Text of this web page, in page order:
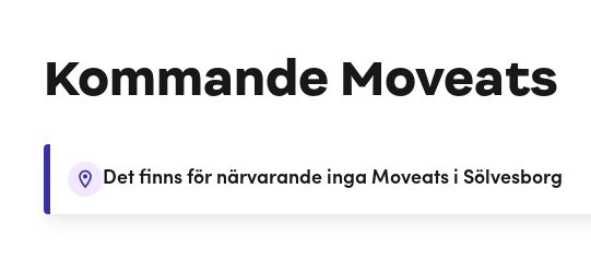
Kommande Moveats
Det finns för närvarande inga Moveats i Sölvesborg